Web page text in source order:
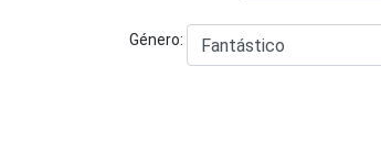
Género: